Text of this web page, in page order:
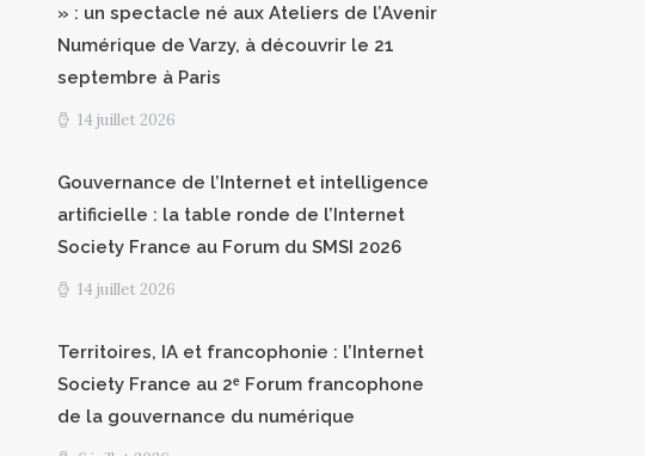
» : un spectacle né aux Ateliers de l’Avenir
Numérique de Varzy, à découvrir le 21
septembre à Paris
14 juillet 2026
Gouvernance de l’Internet et intelligence
artificielle : la table ronde de l’Internet
Society France au Forum du SMSI 2026
14 juillet 2026
Territoires, IA et francophonie : l’Internet
Society France au 2ᵉ Forum francophone
de la gouvernance du numérique